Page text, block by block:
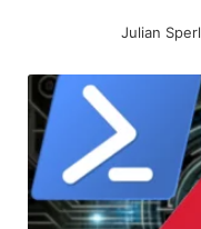
bat um Hilfe –
Julian